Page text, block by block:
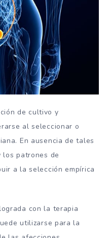
de cultivo y
al seleccionar o
En ausencia de tales
los patrones de
a la selección empírica
con la terapia
utilizarse para la